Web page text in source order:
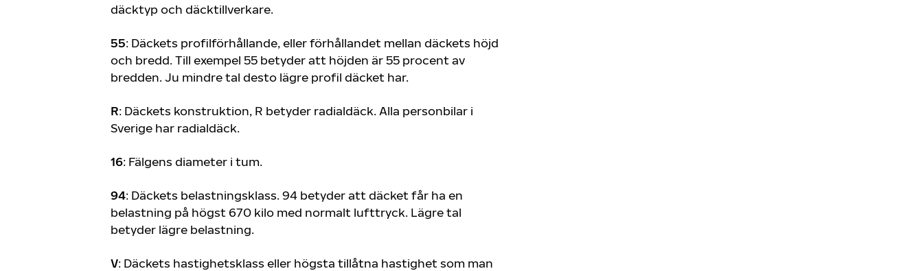
däcktyp och däcktillverkare.
55: Däckets profilförhållande, eller förhållandet mellan däckets höjd
och bredd. Till exempel 55 betyder att höjden är 55 procent av
bredden. Ju mindre tal desto lägre profil däcket har.
R: Däckets konstruktion, R betyder radialdäck. Alla personbilar i
Sverige har radialdäck.
16: Fälgens diameter i tum.
94: Däckets belastningsklass. 94 betyder att däcket får ha en
belastning på högst 670 kilo med normalt lufttryck. Lägre tal
betyder lägre belastning.
V: Däckets hastighetsklass eller högsta tillåtna hastighet som man